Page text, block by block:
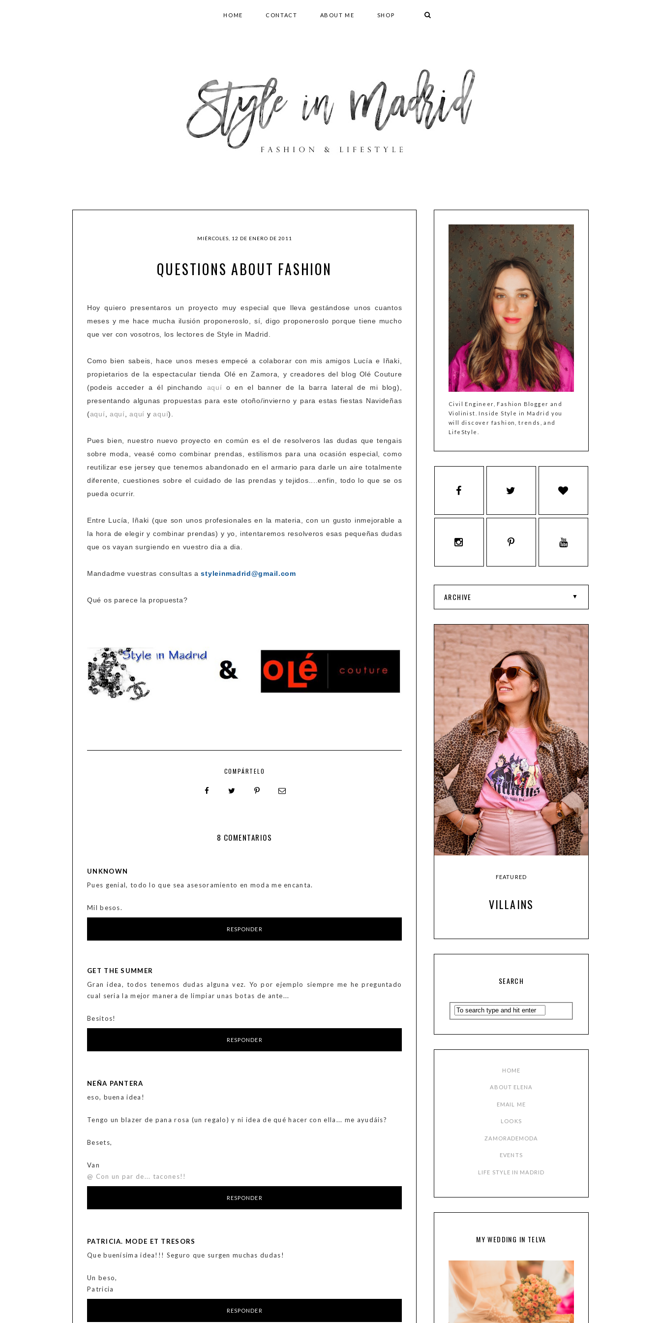
HOME CONTACT ABOUT ME SHOP
MIÉRCOLES, 12 DE ENERO DE 2011
QUESTIONS ABOUT FASHION
Hoy quiero presentaros un proyecto muy especial que lleva gestándose unos cuantos
meses y me hace mucha ilusión proponeroslo, sí, digo proponeroslo porque tiene mucho
que ver con vosotros, los lectores de Style in Madrid.
Como bien sabeis, hace unos meses empecé a colaborar con mis amigos Lucía e Iñaki,
propietarios de la espectacular tienda Olé en Zamora, y creadores del blog Olé Couture
(podeis acceder a él pinchando aquí o en el banner de la barra lateral de mi blog),
presentando algunas propuestas para este otoño/invierno y para estas fiestas Navideñas
(aquí ,aquí ,aquí yaquí).
Pues bien, nuestro nuevo proyecto en común es el de resolveros las dudas que tengais
sobre moda, veasé como combinar prendas, estilismos para una ocasión especial, como
reutilizar ese jersey que tenemos abandonado en el armario para darle un aire totalmente
diferente, cuestiones sobre el cuidado de las prendas y tejidos....enfin, todo lo que se os
pueda ocurrir.
Entre Lucía, Iñaki (que son unos profesionales en la materia, con un gusto inmejorable a
la hora de elegir y combinar prendas) y yo, intentaremos resolveros esas pequeñas dudas
que os vayan surgiendo en vuestro dia a dia.
Mandadme vuestras consultas astyleinmadrid@gmail.com
Qué os parece la propuesta?
COMPÁRTELO
8 COMENTARIOS
UNKNOWN
Pues genial, todo lo que sea asesoramiento en moda me encanta.
Mil besos.
RESPONDER
GET THE SUMMER
Gran idea, todos tenemos dudas alguna vez. Yo por ejemplo siempre me he preguntado
cual seria la mejor manera de limpiar unas botas de ante...
Besitos!
RESPONDER
NEÑA PANTERA
eso, buena idea!
Tengo un blazer de pana rosa (un regalo) y ni idea de qué hacer con ella... me ayudáis?
Besets,
Van
@ Con un par de... tacones!!
RESPONDER
PATRICIA. MODE ET TRESORS
Que buenísima idea!!! Seguro que surgen muchas dudas!
Un beso,
Patricia
RESPONDER
Civil Engineer, Fashion Blogger and
Violinist. Inside Style in Madrid you
will discover fashion, trends, and
LifeStyle.
ARCHIVE
FEATURED
VILLAINS
SEARCH
HOME
ABOUT ELENA
EMAIL ME
LOOKS
ZAMORADEMODA
EVENTS
LIFE STYLE IN MADRID
MY WEDDING IN TELVA